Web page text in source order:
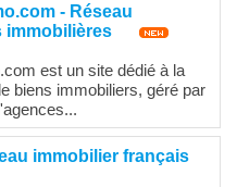
- Réseau
immobilières
est un site dédié à la
biens immobiliers, géré par
immobilier français